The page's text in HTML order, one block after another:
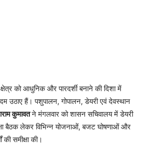
को आधुनिक और पारदर्शी बनाने की दिशा में
उठाए हैं। पशुपालन, गोपालन, डेयरी एवं देवस्थान
कुमावतने मंगलवार को शासन सचिवालय में डेयरी
बैठक लेकर विभिन्न योजनाओं, बजट घोषणाओं और
की समीक्षा की।